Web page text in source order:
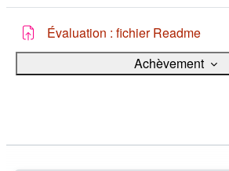
Évaluation : fichier ReadmeDevoir
Achèvement